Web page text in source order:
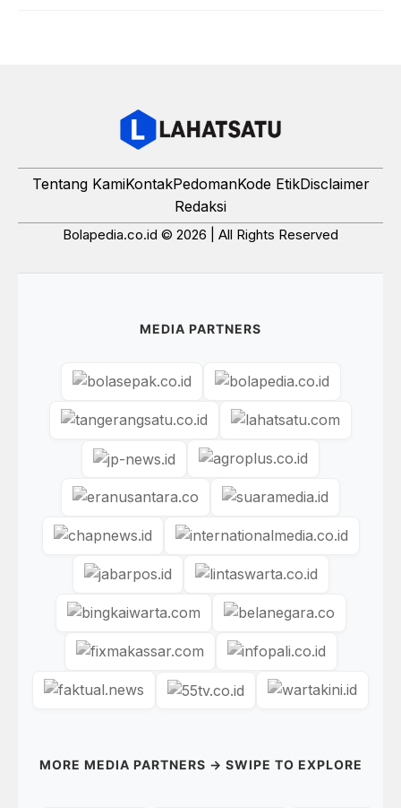
Tentang KamiKontakPedomanKode EtikDisclaimer
Redaksi
Bolapedia.co.id © 2026 | All Rights Reserved
MEDIA PARTNERS
MORE MEDIA PARTNERS → SWIPE TO EXPLORE